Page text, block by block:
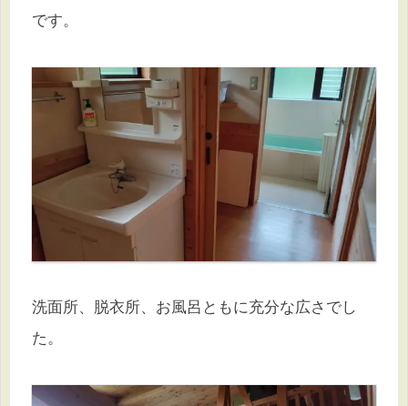
です。
洗面所、脱衣所、お風呂ともに充分な広さでし
た。